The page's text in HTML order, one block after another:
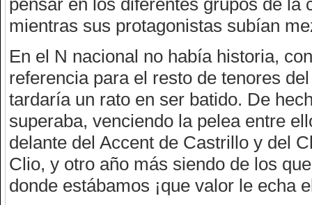
mientras sus protagonistas subían
En el N nacional no había historia,
referencia para el resto de tenores
tardaría un rato en ser batido. De
superaba, venciendo la pelea entre
delante del Accent de Castrillo y del
Clio, y otro año más siendo de los
donde estábamos ¡que valor le echa